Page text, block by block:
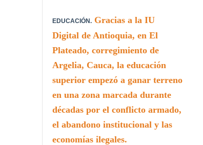
EDUCACIÓN. Gracias a la IU
Digital de Antioquia, en El
Plateado, corregimiento de
Argelia, Cauca, la educación
superior empezó a ganar terreno
en una zona marcada durante
décadas por el conflicto armado,
el abandono institucional y las
economías ilegales.